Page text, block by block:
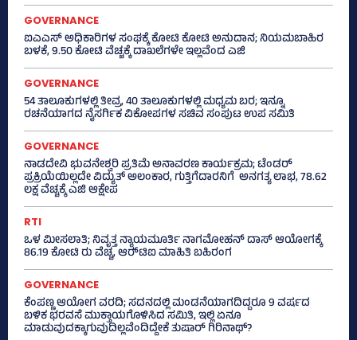
GOVERNANCE
ಐಎಎಸ್‌ ಅಧಿಕಾರಿಗಳ ಸಂಘಕ್ಕೆ ಕೋಟಿ ಕೋಟಿ ಅನುದಾನ; ನಿಯಮಬಾಹಿರ
ಬಳಕೆ, 9.50 ಕೋಟಿ ವೆಚ್ಚಕ್ಕೆ ದಾಖಲೆಗಳೇ ಇಲ್ಲವೆಂದ ಎಜಿ
GOVERNANCE
54 ತಾಲೂಕುಗಳಲ್ಲಿ ತೀವ್ರ, 40 ತಾಲೂಕುಗಳಲ್ಲಿ ಮಧ್ಯಮ ಬರ; ಇನ್ನೂ
ರಚನೆಯಾಗದ ನೈಸರ್ಗಿಕ ವಿಕೋಪಗಳ ಸಚಿವ ಸಂಪುಟ ಉಪ ಸಮಿತಿ
GOVERNANCE
ನಾಡದೇವಿ ಭುವನೇಶ್ವರಿ ಪ್ರತಿಮೆ ಅನಾವರಣ ಕಾರ್ಯಕ್ರಮ; ಟೆಂಡರ್
ಪ್ರಕ್ರಿಯೆಯಿಲ್ಲದೇ ವಿದ್ಯುತ್‌ ಅಲಂಕಾರ, ಗುತ್ತಿಗೆದಾರನಿಗೆ ಅನಗತ್ಯ ಲಾಭ, 78.62
ಲಕ್ಷ ವೆಚ್ಚಕ್ಕೆ ಎಜಿ ಆಕ್ಷೇಪ
RTI
ಒಳ ಮೀಸಲಾತಿ; ನಿವೃತ್ತ ನ್ಯಾಯಮೂರ್ತಿ ನಾಗಮೋಹನ್ ದಾಸ್ ಆಯೋಗಕ್ಕೆ
86.19 ಕೋಟಿ ರು ವೆಚ್ಚ, ಆರ್‍‌ಟಿಐ ಮಾಹಿತಿ ಬಹಿರಂಗ
GOVERNANCE
ಕೆಂಪಣ್ಣ ಆಯೋಗ ವರದಿ; ಸದನದಲ್ಲಿ ಮಂಡನೆಯಾಗದಿದ್ದರೂ 9 ವರ್ಷದ
ಬಳಿಕ ಭರವಸೆ ಮುಕ್ತಾಯಗೊಳಿಸಿದ ಸಮಿತಿ, ಇಲ್ಲಿ ಏನೂ
ಮಾಡುವುದಕ್ಕಾಗುವುದಿಲ್ಲವೆಂದಿದ್ದೇಕೆ ತುಷಾರ್ ಗಿರಿನಾಥ್?